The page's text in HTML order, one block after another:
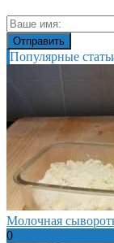
Популярные
Молочная
0